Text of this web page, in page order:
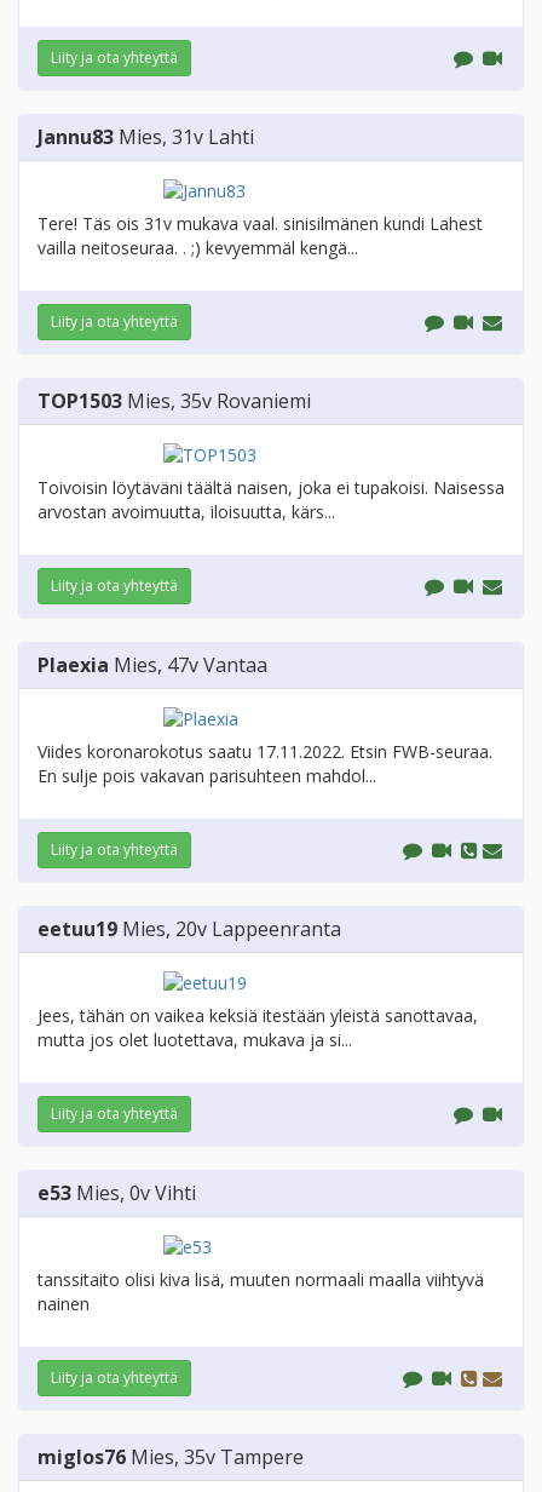
Liity ja ota yhteyttä
Jannu83 Mies, 31v Lahti
Tere! Täs ois 31v mukava vaal. sinisilmänen kundi Lahest
vailla neitoseuraa. . ;) kevyemmäl kengä...
Liity ja ota yhteyttä
TOP1503 Mies, 35v Rovaniemi
Toivoisin löytäväni täältä naisen, joka ei tupakoisi. Naisessa
arvostan avoimuutta, iloisuutta, kärs...
Liity ja ota yhteyttä
Plaexia Mies, 47vVantaa
Viides koronarokotus saatu 17.11.2022. Etsin FWB-seuraa.
En sulje pois vakavan parisuhteen mahdol...
Liity ja ota yhteyttä
eetuu19 Mies, 20v Lappeenranta
Jees, tähän on vaikea keksiä itestään yleistä sanottavaa,
mutta jos olet luotettava, mukava ja si...
Liity ja ota yhteyttä
e53 Mies, 0vVihti
tanssitaito olisi kiva lisä, muuten normaali maalla viihtyvä
nainen
Liity ja ota yhteyttä
miglos76 Mies, 35v Tampere